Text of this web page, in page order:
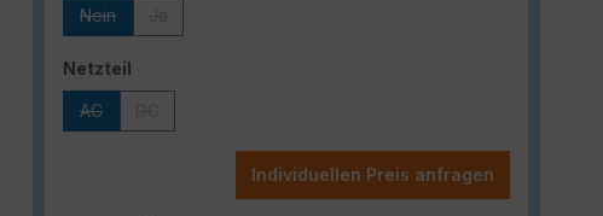
Nein
Netzteil
AC
Individuellen Preis anfragen